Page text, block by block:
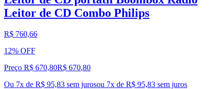
Leitor de CD Combo Philips
R$ 760,66
12% OFF
Preço R$ 670,80R$ 670,80
Ou 7x de R$ 95,83 sem jurosou 7x de R$ 95,83 sem juros